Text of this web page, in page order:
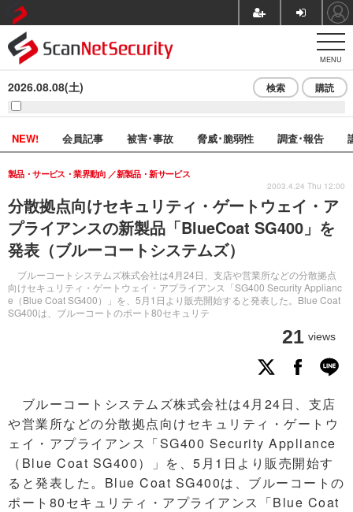
MENU
2026.08.08(土) 検索 購読
NEW! 会員記事 被害･事故 脅威･脆弱性 調査･報告
分散拠点向けセキュリティ・ゲートウェイ・ア
プライアンスの新製品「BlueCoat SG400」を
発表（ブルーコートシステムズ）
ブルーコートシステムズ株式会社は4月24日、支店や営業所などの分散拠点
向けセキュリティ・ゲートウェイ・アプライアンス「SG400 Security Applianc
e（Blue Coat SG400）」を、5月1日より販売開始すると発表した。Blue Coat
SG400は、ブルーコートのポート80セキュリテ
製品・サービス・業界動向 新製品・新サービス
21 views
2003.4.24 Thu 12:00
ブルーコートシステムズ株式会社は4月24日、支店
や営業所などの分散拠点向けセキュリティ・ゲートウ
ェイ・アプライアンス「SG400 Security Appliance
（Blue Coat SG400）」を、5月1日より販売開始す
ると発表した。Blue Coat SG400は、ブルーコートの
ポート80セキュリティ・アプライアンス「Blue Coat